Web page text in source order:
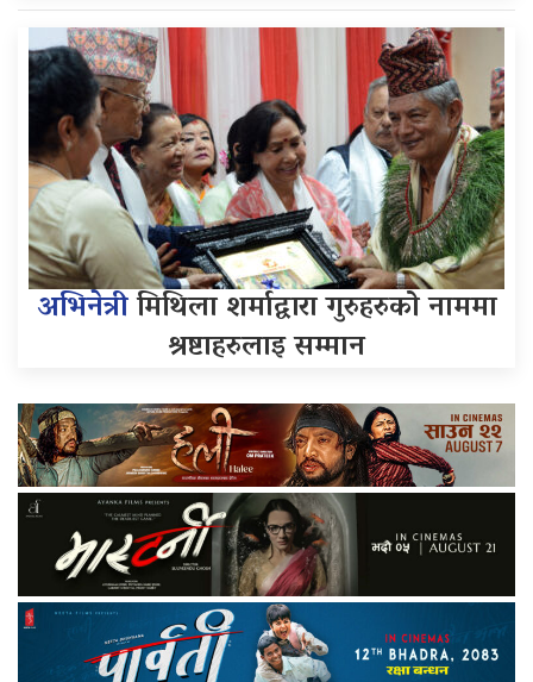
अभिनेत्रीमिथिला शर्माद्वारा गुरुहरुको नाममा
श्रष्टाहरुलाइ सम्मान